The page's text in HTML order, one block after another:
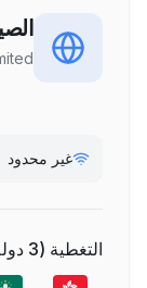
غير محدود
التغطية (
3